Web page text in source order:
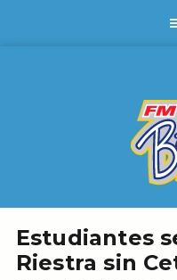
Estudiantes
Riestra sin